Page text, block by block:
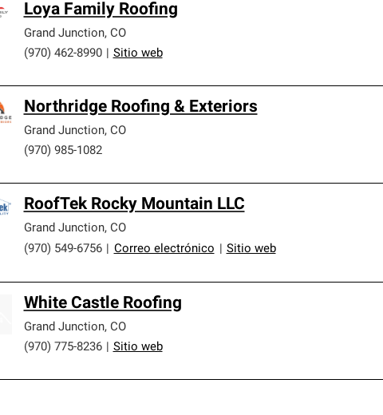
Loya Family Roofing
Grand Junction, CO
(970) 462-8990
Sitio web
Northridge Roofing & Exteriors
Grand Junction, CO
(970) 985-1082
RoofTek Rocky Mountain LLC
Grand Junction, CO
(970) 549-6756
Correo electrónico Sitio web
White Castle Roofing
Grand Junction, CO
(970) 775-8236
Sitio web